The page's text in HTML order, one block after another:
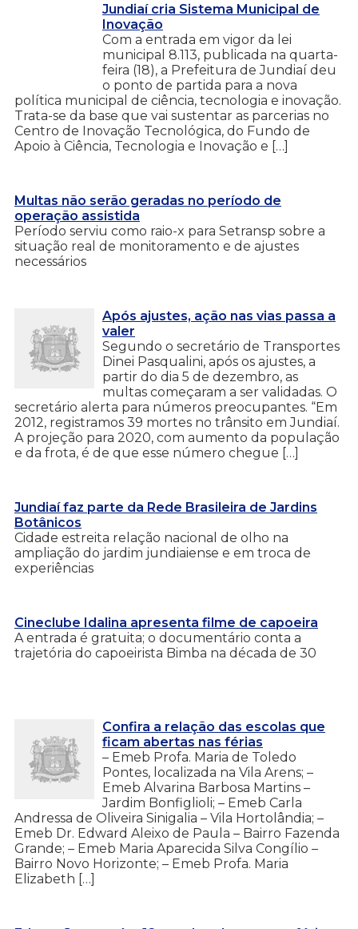
Jundiaí cria Sistema Municipal de
Inovação
Com a entrada em vigor da lei
municipal 8.113, publicada na quarta-
feira (18), a Prefeitura de Jundiaí deu
o ponto de partida para a nova
política municipal de ciência, tecnologia e inovação.
Trata-se da base que vai sustentar as parcerias no
Centro de Inovação Tecnológica, do Fundo de
Apoio à Ciência, Tecnologia e Inovação e […]
Multas não serão geradas no período de
operação assistida
Período serviu como raio-x para Setransp sobre a
situação real de monitoramento e de ajustes
necessários
Após ajustes, ação nas vias passa a
valer
Segundo o secretário de Transportes
Dinei Pasqualini, após os ajustes, a
partir do dia 5 de dezembro, as
multas começaram a ser validadas. O
secretário alerta para números preocupantes. “Em
2012, registramos 39 mortes no trânsito em Jundiaí.
A projeção para 2020, com aumento da população
e da frota, é de que esse número chegue […]
Jundiaí faz parte da Rede Brasileira de Jardins
Botânicos
Cidade estreita relação nacional de olho na
ampliação do jardim jundiaiense e em troca de
experiências
Cineclube Idalina apresenta filme de capoeira
A entrada é gratuita; o documentário conta a
trajetória do capoeirista Bimba na década de 30
Confira a relação das escolas que
ficam abertas nas férias
– Emeb Profa. Maria de Toledo
Pontes, localizada na Vila Arens; –
Emeb Alvarina Barbosa Martins –
Jardim Bonfiglioli; – Emeb Carla
Andressa de Oliveira Sinigalia – Vila Hortolândia; –
Emeb Dr. Edward Aleixo de Paula – Bairro Fazenda
Grande; – Emeb Maria Aparecida Silva Congílio –
Bairro Novo Horizonte; – Emeb Profa. Maria
Elizabeth […]